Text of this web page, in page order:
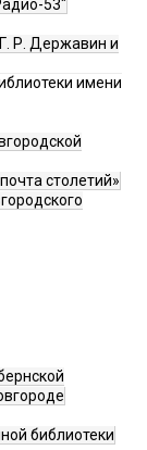
53"
Р. Державин и
имени
столетий»
библиотеки